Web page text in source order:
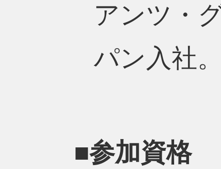
アンツ・
パン入社
■参加資格